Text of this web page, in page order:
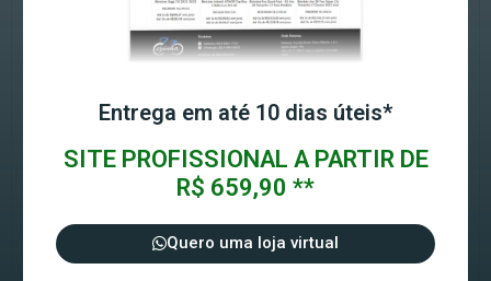
Entrega em até 10 dias úteis*
SITE PROFISSIONAL A PARTIR DE
R$ 659,90 **
Quero uma loja virtual